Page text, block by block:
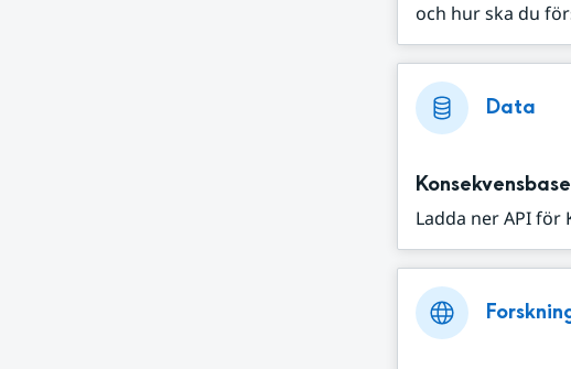
och hur ska du
Data
Ladda ner API för